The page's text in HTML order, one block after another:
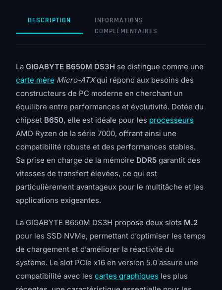
DESCRIPTION
INFORMATIONS
COMPLÉMENTAIRES
La GIGABYTE B650M DS3H se distingue comme une
carte mère Micro-ATXqui répond aux besoins des
constructeurs de PC moderne en cherchant un
équilibre entre performances et évolutivité. Dotée du
chipset B650, elle est idéale pour les processeurs
AMD Ryzen de la série 7000, offrant ainsi une
compatibilité robuste et des performances stables.
Sa prise en charge de la mémoire DDR5 garantit des
vitesses de transfert élevées, ce qui est
particulièrement avantageux pour le multitâche et les
applications exigeantes.
La GIGABYTE B650M DS3H propose deux slots M.2
pour les SSD NVMe, permettant d’optimiser les temps
de chargement et d’améliorer la réactivité du
système. Le slot PCIe x16 en version 5.0 assure une
compatibilité avec les cartes graphiques les plus